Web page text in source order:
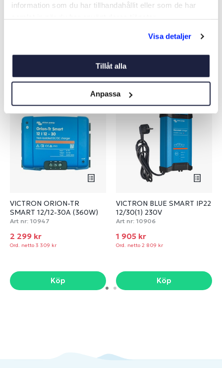
information som du har tillhandahållit eller som de har
Visa detaljer
Tillåt alla
Anpassa
Liknande produkter
-31%
VICTRON ORION-TR
SMART 12/12-30A (360W)
Art nr: 10947
2 299 kr
Ord. netto 3 309 kr
Köp
-32%
VICTRON BLUE SMART IP22
12/30(1) 230V
Art nr: 10906
1 905 kr
Ord. netto 2 809 kr
Köp